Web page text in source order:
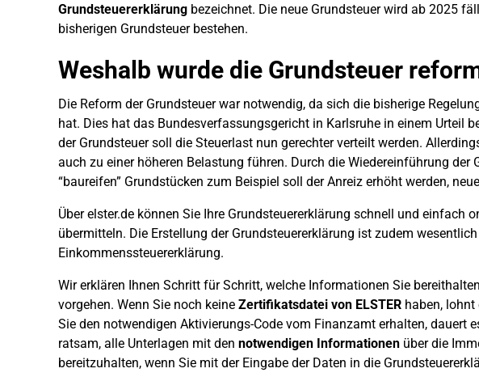
Grundsteuererklärung bezeichnet. Die neue Grundsteuer wird ab 2025
bisherigen Grundsteuer bestehen.
Weshalb wurde die Grundsteuer
Die Reform der Grundsteuer war notwendig, da sich die bisherige
hat. Dies hat das Bundesverfassungsgericht in Karlsruhe in einem Urteil
der Grundsteuer soll die Steuerlast nun gerechter verteilt werden.
auch zu einer höheren Belastung führen. Durch die Wiedereinführung der
“baureifen” Grundstücken zum Beispiel soll der Anreiz erhöht werden,
Über elster.de können Sie Ihre Grundsteuererklärung schnell und einfach
übermitteln. Die Erstellung der Grundsteuererklärung ist zudem
Einkommenssteuererklärung.
Wir erklären Ihnen Schritt für Schritt, welche Informationen Sie
vorgehen. Wenn Sie noch keine Zertifikatsdatei von ELSTER haben, lohnt
Sie den notwendigen Aktivierungs-Code vom Finanzamt erhalten, dauert
ratsam, alle Unterlagen mit den notwendigen Informationen über die
bereitzuhalten, wenn Sie mit der Eingabe der Daten in die